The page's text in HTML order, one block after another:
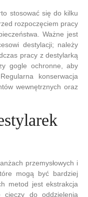
stosować się do kilku
rozpoczęciem pracy
Ważne jest
destylacji; należy
pracy z destylarką
gogle ochronne, aby
konserwacja
wewnętrznych oraz
przemysłowych i
mogą być bardziej
metod jest ekstrakcja
cieczy do oddzielenia